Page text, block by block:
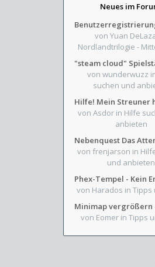
Neues im
von Yuan
Nordlandtrilogie -
von wunderwuzz
suchen und
von Asdor in Hilfe
anbieten
von frenjarson in
und anbieten
von Harados in Tipps
von Eomer in Tipps